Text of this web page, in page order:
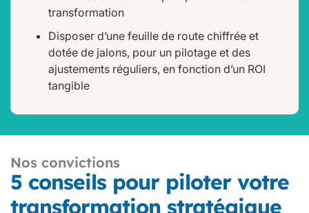
transformation
Disposer d’une feuille de route chiffrée et
dotée de jalons, pour un pilotage et des
ajustements réguliers, en fonction d’un ROI
tangible
Nos convictions
5 conseils pour piloter votre
transformation stratégique